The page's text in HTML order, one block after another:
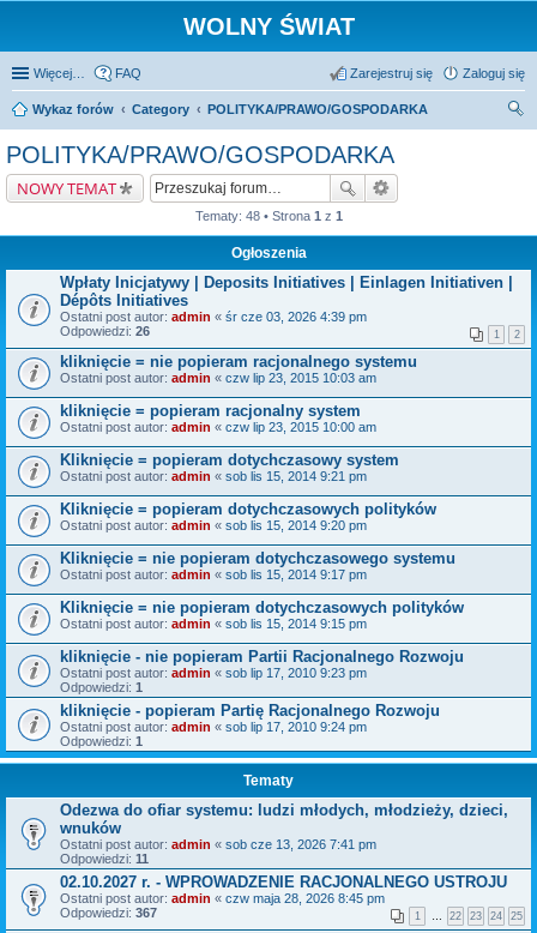
WOLNY ŚWIAT
Więcej… FAQ Zaloguj się
Zarejestruj się
Wykaz forów Category
POLITYKA/PRAWO/GOSPODARKA
POLITYKA/PRAWO/GOSPODARKA
NOWY TEMAT
Tematy: 48 • Strona 1 z 1
Ogłoszenia
Wpłaty Inicjatywy | Deposits Initiatives | Einlagen Initiativen |
Dépôts Initiatives
Ostatni post autor: admin « śr cze 03, 2026 4:39 pm
Odpowiedzi: 26 1 2
kliknięcie = nie popieram racjonalnego systemu
Ostatni post autor: admin « czw lip 23, 2015 10:03 am
kliknięcie = popieram racjonalny system
Ostatni post autor: admin « czw lip 23, 2015 10:00 am
Kliknięcie = popieram dotychczasowy system
Ostatni post autor: admin « sob lis 15, 2014 9:21 pm
Kliknięcie = popieram dotychczasowych polityków
Ostatni post autor: admin « sob lis 15, 2014 9:20 pm
Kliknięcie = nie popieram dotychczasowego systemu
Ostatni post autor: admin « sob lis 15, 2014 9:17 pm
Kliknięcie = nie popieram dotychczasowych polityków
Ostatni post autor: admin « sob lis 15, 2014 9:15 pm
kliknięcie - nie popieram Partii Racjonalnego Rozwoju
Ostatni post autor: admin « sob lip 17, 2010 9:23 pm
Odpowiedzi: 1
kliknięcie - popieram Partię Racjonalnego Rozwoju
Ostatni post autor: admin « sob lip 17, 2010 9:24 pm
Odpowiedzi: 1
Tematy
Odezwa do ofiar systemu: ludzi młodych, młodzieży, dzieci,
wnuków
Ostatni post autor: admin « sob cze 13, 2026 7:41 pm
Odpowiedzi: 11
02.10.2027 r. - WPROWADZENIE RACJONALNEGO USTROJU
Ostatni post autor: admin « czw maja 28, 2026 8:45 pm
Odpowiedzi: 367 1 … 22 23 24 25